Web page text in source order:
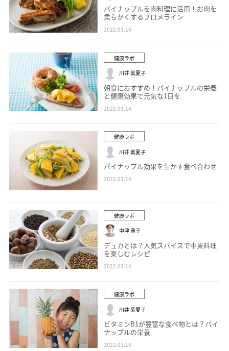
パイナップルを肉料理に活用！お肉を
柔らかくするブロメライン
2022.03.14
健康ラボ
川井 紫夏子
朝食におすすめ！パイナップルの栄養
と健康効果で元気な1日を
2022.03.14
健康ラボ
川井 紫夏子
パイナップル効果を生かす食べ合わせ
2022.03.14
健康ラボ
中津 典子
デュカとは？人気スパイスで中東料理
を楽しむレシピ
2022.03.14
健康ラボ
川井 紫夏子
ビタミンB1が豊富な食べ物とは？パイ
ナップルの栄養
2022.03.10